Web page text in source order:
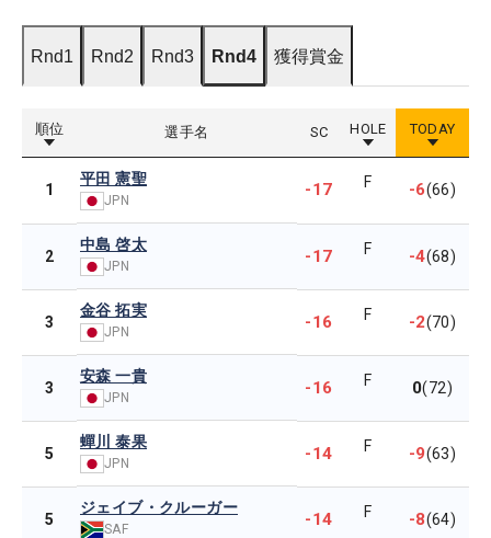
Rnd1 Rnd2 Rnd3 Rnd4 獲得賞金
順位 選手名 SC HOLE TODAY
1
平田 憲聖
JPN
-17 F -6(66)
2
中島 啓太
JPN -17 F -4(68)
3
金谷 拓実
JPN -16 F -2(70)
3
安森 一貴
JPN -16 F 0(72)
5
蟬川 泰果
JPN -14 F -9(63)
5
ジェイブ・クルーガー
SAF -14 F -8(64)